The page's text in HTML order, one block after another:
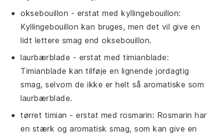
oksebouillon - erstat medkyllingebouillon:
Kyllingebouillon kan bruges, men det vil give en
lidt lettere smag end oksebouillon.
laurbærblade - erstat medtimianblade:
Timianblade kan tilføje en lignende jordagtig
smag, selvom de ikke er helt så aromatiske som
laurbærblade.
tørret timian - erstat med rosmarin: Rosmarin har
en stærk og aromatisk smag, som kan give en